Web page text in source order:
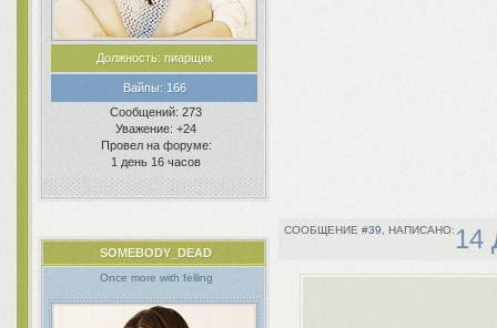
Должность:пиарщик
Вайпы:166
Сообщений: 273
Уважение: +24
Провел на форуме:
1 день 16 часов
39 14
SOMEBODY_DEAD
Once more with felling